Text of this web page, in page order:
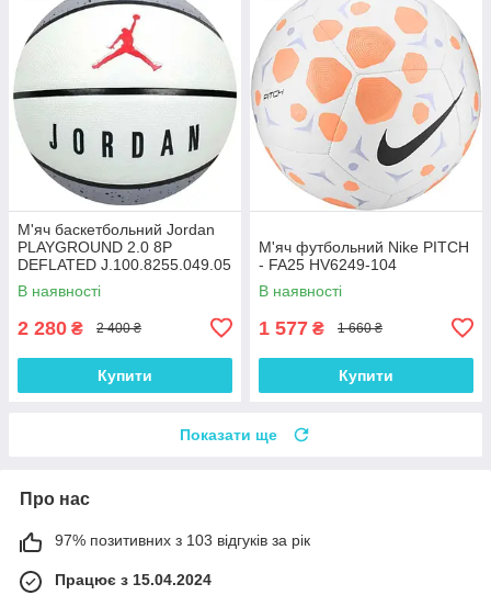
М'яч баскетбольний Jordan
PLAYGROUND 2.0 8P
DEFLATED J.100.8255.049.05
В наявності
2 280 ₴ 2 400 ₴
Купити
М'яч футбольний Nike PITCH
- FA25 HV6249-104
В наявності
1 577 ₴ 1 660 ₴
Купити
Показати ще
Про нас
97% позитивних з 103 відгуків за рік
Працює з 15.04.2024